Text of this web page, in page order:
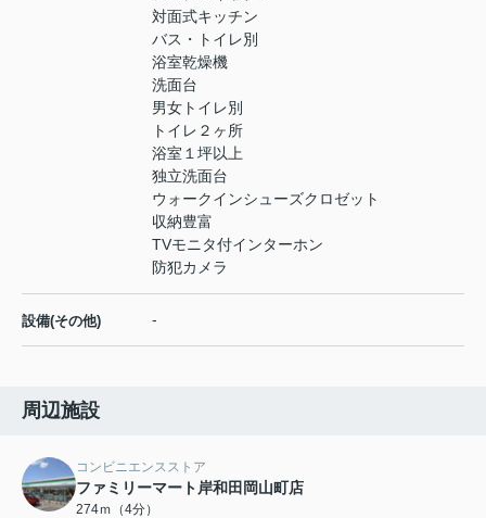
対面式キッチン
バス・トイレ別
浴室乾燥機
洗面台
男女トイレ別
トイレ２ヶ所
浴室１坪以上
独立洗面台
ウォークインシューズクロゼット
収納豊富
TVモニタ付インターホン
防犯カメラ
設備(その他) -
周辺施設
コンビニエンスストア
ファミリーマート岸和田岡山町店
274ｍ（4分）